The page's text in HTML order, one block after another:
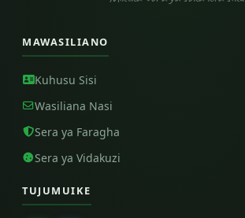
MAWASILIANO
Kuhusu Sisi
Wasiliana Nasi
Sera ya Faragha
Sera ya Vidakuzi
TUJUMUIKE